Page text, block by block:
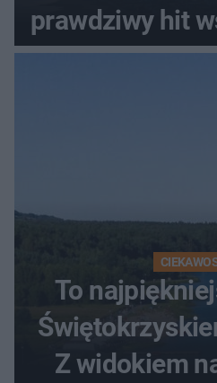
prawdziwy hit
To
Z widokiem